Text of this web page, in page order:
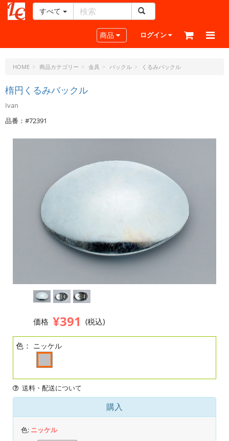
ー
ラ
ト・
ッ
ト・
すべて
Toggle navigation
商品 ログイン
HOME 商品カテゴリー 金具 バックル くるみバックル
楕円くるみバックル
Ivan
品番：#72391
価格 ¥391 (税込)
色： ニッケル
送料・配送について
購入
色: ニッケル